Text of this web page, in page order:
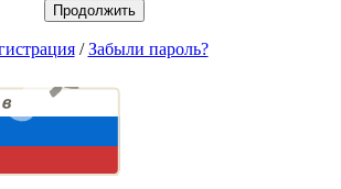
Продолжить
/Забыли пароль?